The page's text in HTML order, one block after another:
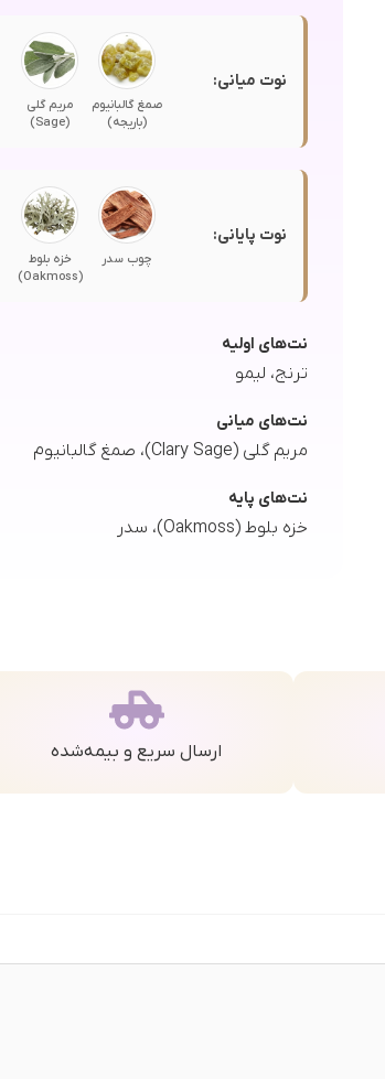
نوت میانی:
صمغ گالبانیوم
(باریجه)
مریم گلی
(Sage)
نوت پایانی:
چوب سدر
خزه بلوط
(Oakmoss)
نت‌های اولیه
ترنج، لیمو
نت‌های میانی
مریم گلی (Clary Sage)، صمغ گالبانیوم
نت‌های پایه
خزه بلوط (Oakmoss)، سدر
ارسال سریع و بیمه‌شده